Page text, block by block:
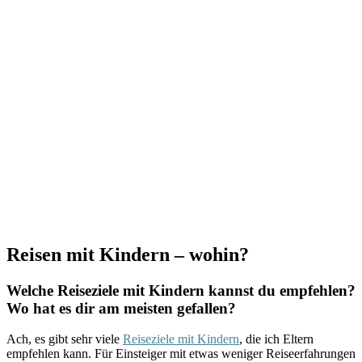
Reisen mit Kindern – wohin?
Welche Reiseziele mit Kindern kannst du empfehlen?
Wo hat es dir am meisten gefallen?
Ach, es gibt sehr viele Reiseziele mit Kindern, die ich Eltern
empfehlen kann. Für Einsteiger mit etwas weniger Reiseerfahrungen